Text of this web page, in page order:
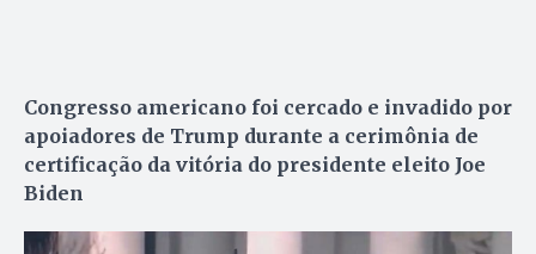
Congresso americano foi cercado e invadido por
apoiadores de Trump durante a cerimônia de
certificação da vitória do presidente eleito Joe
Biden